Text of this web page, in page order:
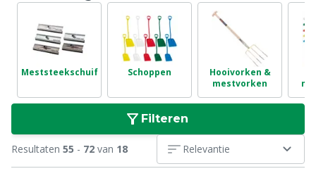
Meststeekschuif Schoppen
Hooivorken &
mestvorken
Filteren
Resultaten 55 - 72 van 18 Relevantie